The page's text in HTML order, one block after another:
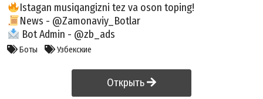
Istagan musiqangizni tez va oson toping!
News - @Zamonaviy_Botlar
Bot Admin - @zb_ads
Боты Узбекские
Открыть